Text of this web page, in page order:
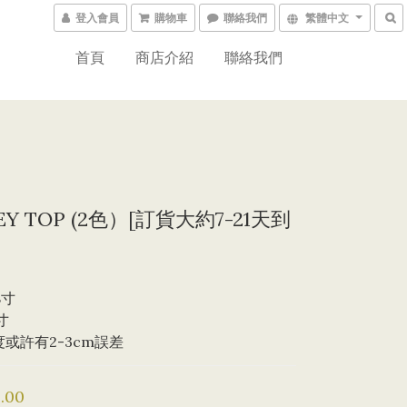
登入會員 購物車 聯絡我們 繁體中文
首頁 商店介紹 聯絡我們
TOP (2色）[訂貨大約7-21天到
或許有2-3cm誤差